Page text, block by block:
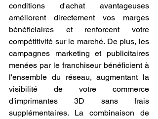
conditions d'achat avantageuses
améliorent directement vos marges
bénéficiaires et renforcent votre
compétitivité sur le marché. De plus, les
campagnes marketing et publicitaires
menées par le franchiseur bénéficient à
l'ensemble du réseau, augmentant la
visibilité de votre commerce
d'imprimantes 3D sans frais
supplémentaires. La combinaison de